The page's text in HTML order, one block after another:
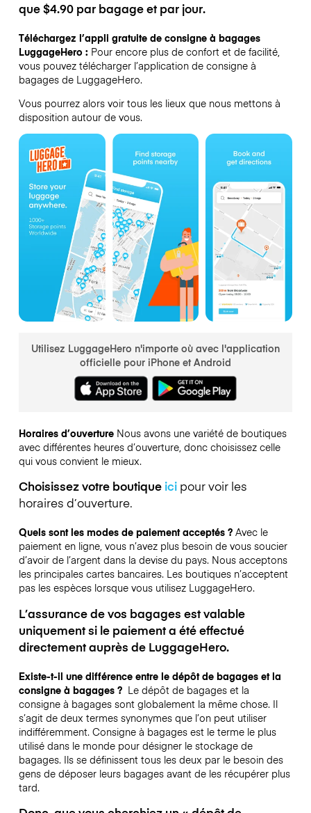
que $4.90 par bagage et par jour.
Téléchargez l’appli gratuite de consigne à bagages
LuggageHero :Pour encore plus de confort et de facilité,
vous pouvez télécharger l’application de consigne à
bagages de LuggageHero.
Vous pourrez alors voir tous les lieux que nous mettons à
disposition autour de vous.
Utilisez LuggageHero n'importe où avec l'application
officielle pour iPhone et Android
Horaires d’ouverture Nous avons une variété de boutiques
avec différentes heures d’ouverture, donc choisissez celle
qui vous convient le mieux.
Choisissez votre boutique icipour voir les
horaires d’ouverture.
Quels sont les modes de paiement acceptés ? Avec le
paiement en ligne, vous n’avez plus besoin de vous soucier
d’avoir de l’argent dans la devise du pays. Nous acceptons
les principales cartes bancaires. Les boutiques n’acceptent
pas les espèces lorsque vous utilisez LuggageHero.
L’assurance de vos bagages est valable
uniquement si le paiement a été effectué
directement auprès de LuggageHero.
Existe-t-il une différence entre le dépôt de bagages et la
consigne à bagages ? Le dépôt de bagages et la
consigne à bagages sont globalement la même chose. Il
s’agit de deux termes synonymes que l’on peut utiliser
indifféremment. Consigne à bagages est le terme le plus
utilisé dans le monde pour désigner le stockage de
bagages. Ils se définissent tous les deux par le besoin des
gens de déposer leurs bagages avant de les récupérer plus
tard.